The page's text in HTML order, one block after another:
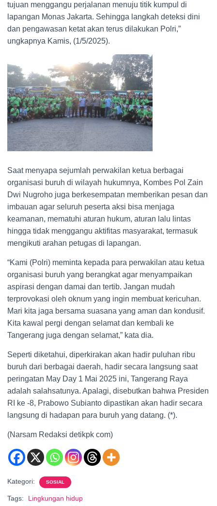
tujuan menggangu perjalanan menuju titik kumpul di
lapangan Monas Jakarta. Sehingga langkah deteksi dini
dan pengawasan ketat akan terus dilakukan Polri,”
ungkapnya Kamis, (1/5/2025).
Saat menyapa sejumlah perwakilan ketua berbagai
organisasi buruh di wilayah hukumnya, Kombes Pol Zain
Dwi Nugroho juga berkesempatan memberikan pesan dan
imbauan agar seluruh peserta aksi bisa menjaga
keamanan, mematuhi aturan hukum, aturan lalu lintas
hingga tidak menggangu aktifitas masyarakat, termasuk
mengikuti arahan petugas di lapangan.
“Kami (Polri) meminta kepada para perwakilan atau ketua
organisasi buruh yang berangkat agar menyampaikan
aspirasi dengan damai dan tertib. Jangan mudah
terprovokasi oleh oknum yang ingin membuat kericuhan.
Mari kita jaga bersama suasana yang aman dan kondusif.
Kita kawal pergi dengan selamat dan kembali ke
Tangerang juga dengan selamat,” kata dia.
Seperti diketahui, diperkirakan akan hadir puluhan ribu
buruh dari berbagai daerah, hadir secara langsung saat
peringatan May Day 1 Mai 2025 ini, Tangerang Raya
adalah salahsatunya. Apalagi, disebutkan bahwa Presiden
RI ke -8, Prabowo Subianto dipastikan akan hadir secara
langsung di hadapan para buruh yang datang. (*).
(Narsam Redaksi detikpk com)
Kategori: SOSIAL
Tags: Lingkungan hidup